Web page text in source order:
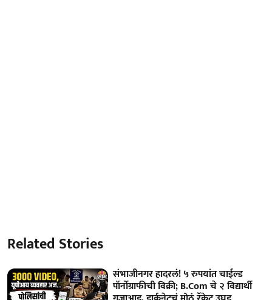
Related Stories
संभाजीनगर हादरलं! ५ रुपयांत चाईल्ड
पॉर्नोग्राफीची विक्री; B.Com चे २ विद्यार्थी